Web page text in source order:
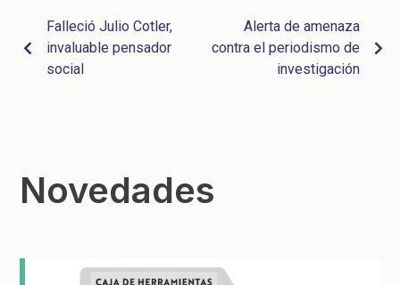
Falleció Julio Cotler,
invaluable pensador
social
Alerta de amenaza
contra el periodismo de
investigación
Novedades